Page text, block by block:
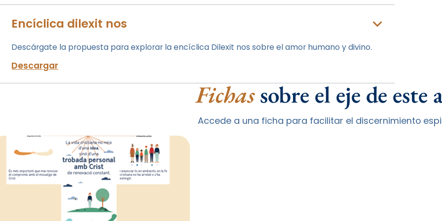
Encíclica dilexit nos
Descárgate la propuesta para explorar la encíclica Dilexit nos sobre el amor humano y divino.
Descargar
Fichassobre el eje de este
Accede a una ficha para facilitar el discernimiento